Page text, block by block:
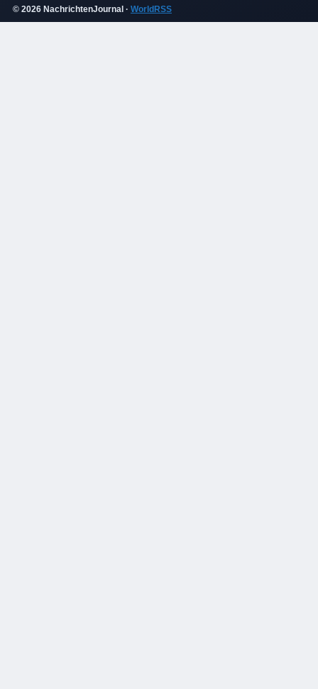
© 2026 NachrichtenJournal · WorldRSS